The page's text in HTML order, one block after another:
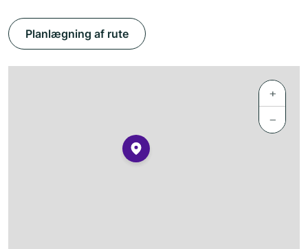
Planlægning af rute
+
−